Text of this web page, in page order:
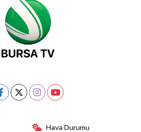
Hava Durumu